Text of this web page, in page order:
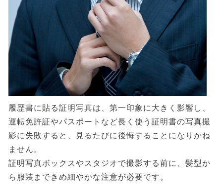
履歴書に貼る証明写真は、第一印象に大きく影響し、
運転免許証やパスポートなど長く使う証明書の写真撮
影に失敗すると、見るたびに後悔することになりかね
ません。
証明写真ボックスやスタジオで撮影する前に、髪型か
ら服装まできめ細やかな注意が必要です。